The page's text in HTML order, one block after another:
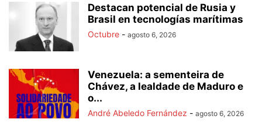
Destacan potencial de Rusia y
Brasil en tecnologías marítimas
Octubre - agosto 6, 2026
Venezuela: a sementeira de
Chávez, a lealdade de Maduro e
o...
André Abeledo Fernández - agosto 6, 2026